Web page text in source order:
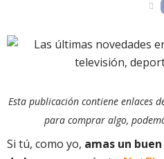
Esta publicación contiene enlaces
para comprar algo,
Si tú, como yo, amas un